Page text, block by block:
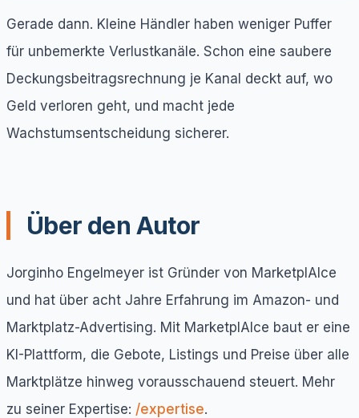
Gerade dann. Kleine Händler haben weniger Puffer
für unbemerkte Verlustkanäle. Schon eine saubere
Deckungsbeitragsrechnung je Kanal deckt auf, wo
Geld verloren geht, und macht jede
Wachstumsentscheidung sicherer.
Über den Autor
Jorginho Engelmeyer ist Gründer von MarketplAIce
und hat über acht Jahre Erfahrung im Amazon- und
Marktplatz-Advertising. Mit MarketplAIce baut er eine
KI-Plattform, die Gebote, Listings und Preise über alle
Marktplätze hinweg vorausschauend steuert. Mehr
zu seiner Expertise: /expertise.